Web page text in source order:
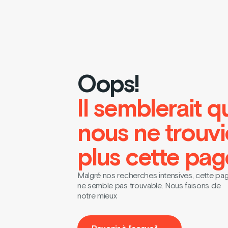
Oops!
Il semblerait
nous ne
plus cette
Malgré nos recherches intensives, cette
ne semble pas trouvable. Nous faisons de
notre mieux